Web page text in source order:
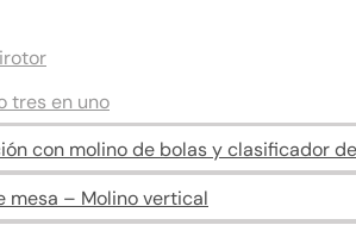
tres en uno
con molino de bolas y clasificador
mesa – Molino vertical